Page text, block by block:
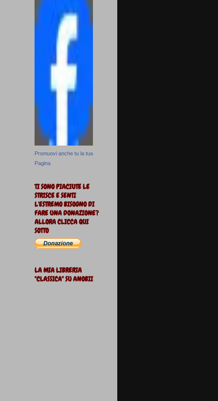
Promuovi anche tu la tua
Pagina
TI SONO PIACIUTE LE
STRISCE E SENTI
L'ESTREMO BISOGNO DI
FARE UNA DONAZIONE?
ALLORA CLICCA QUI
SOTTO
LA MIA LIBRERIA
"CLASSICA" SU ANOBII